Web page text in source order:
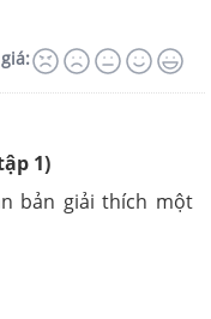
1)
bản giải thích một